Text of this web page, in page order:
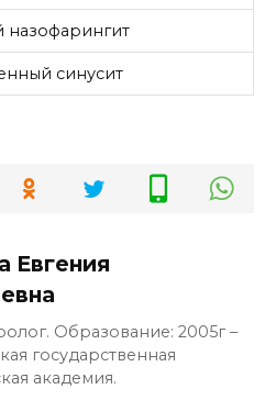
назофарингит
синусит
Евгения
Образование: 2005г –
государственная
академия.